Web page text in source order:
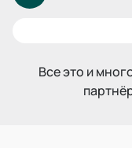
Все это и